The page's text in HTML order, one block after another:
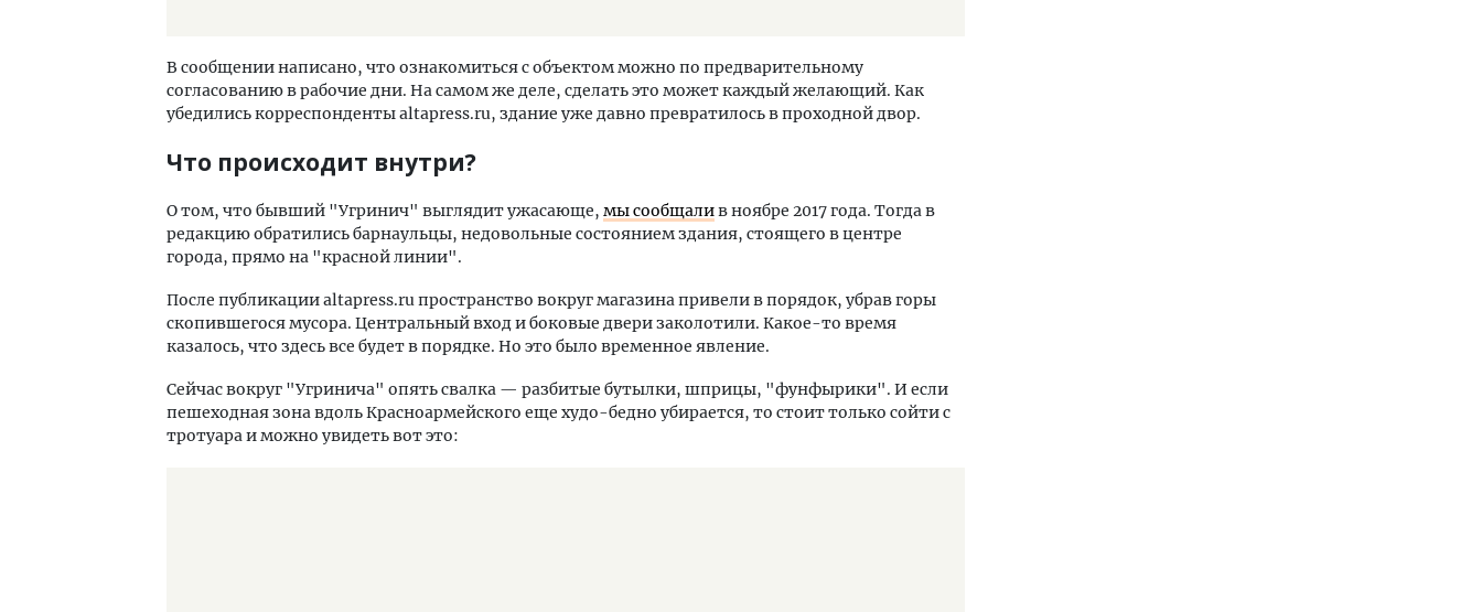
В сообщении написано, что ознакомиться с объектом можно по предварительному
согласованию в рабочие дни. На самом же деле, сделать это может каждый желающий. Как
убедились корреспонденты altapress.ru, здание уже давно превратилось в проходной двор.
Что происходит внутри?
О том, что бывший "Угринич" выглядит ужасающе, мы сообщалив ноябре 2017 года. Тогда в
редакцию обратились барнаульцы, недовольные состоянием здания, стоящего в центре
города, прямо на "красной линии".
После публикации altapress.ru пространство вокруг магазина привели в порядок, убрав горы
cкопившегося мусора. Центральный вход и боковые двери заколотили. Какое-то время
казалось, что здесь все будет в порядке. Но это было временное явление.
Сейчас вокруг "Угринича" опять свалка — разбитые бутылки, шприцы, "фунфырики". И если
пешеходная зона вдоль Красноармейского еще худо-бедно убирается, то стоит только сойти с
тротуара и можно увидеть вот это: